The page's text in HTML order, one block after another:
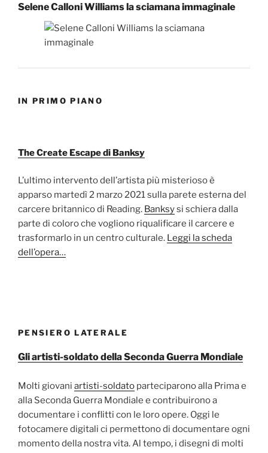
Selene Calloni Williams la sciamana immaginale
IN PRIMO PIANO
The Create Escape di Banksy
L’ultimo intervento dell’artista più misterioso è
apparso martedì 2 marzo 2021 sulla parete esterna del
carcere britannico di Reading. Banksysi schiera dalla
parte di coloro che vogliono riqualificare il carcere e
trasformarlo in un centro culturale. Leggi la scheda
dell’opera…
PENSIERO LATERALE
Gli artisti-soldato della Seconda Guerra Mondiale
Molti giovani artisti-soldato parteciparono alla Prima e
alla Seconda Guerra Mondiale e contribuirono a
documentare i conflitti con le loro opere. Oggi le
fotocamere digitali ci permettono di documentare ogni
momento della nostra vita. Al tempo, i disegni di molti